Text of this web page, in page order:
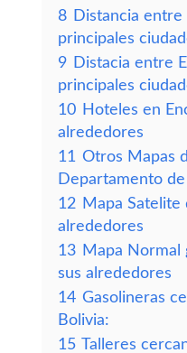
8 Distancia entre
principales
9 Distacia entre
principales
10 Hoteles en
alrededores
11 Otros Mapas
Departamento
12 Mapa Satelite
alrededores
13 Mapa Normal
sus alrededores
14 Gasolineras
Bolivia:
15 Talleres